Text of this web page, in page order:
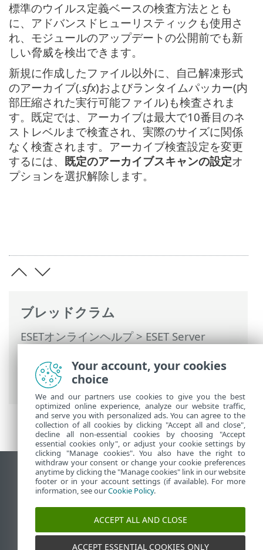
ブレッドクラム
ESETオンラインヘルプ>ESET Server
ThreatSenseパラメーター > 追加の
ThreatSenseパラメータ
標準のウイルス定義ベースの検査方法ととも
に、アドバンスドヒューリスティックも使用さ
れ、モジュールのアップデートの公開前でも新
しい脅威を検出できます。
新規に作成したファイル以外に、自己解凍形式
のアーカイブ(.sfx)およびランタイムパッカー(内
部圧縮された実行可能ファイル)も検査されま
す。既定では、アーカイブは最大で10番目のネ
ストレベルまで検査され、実際のサイズに関係
なく検査されます。アーカイブ検査設定を変更
するには、 既定のアーカイブスキャンの設定オ
プションを選択解除します。
デスクトップサイトの表示
End of Life
ESETナレッジベース
ESETフォーラム
ESET Status Portal
Your account, your cookies
choice
We and our partners use cookies to give you the best
optimized online experience, analyze our website traffic,
and serve you with personalized ads. You can agree to the
collection of all cookies by clicking "Accept all and close",
decline all non-essential cookies by choosing "Accept
essential cookies only", or adjust your cookie settings by
clicking "Manage cookies". You also have the right to
withdraw your consent or change your cookie preferences
anytime by clicking the "Manage cookies" link in our website
footer or in your account settings (if available). For more
information, see ourCookie Policy.
ACCEPT ALL AND CLOSE
ACCEPT ESSENTIAL COOKIES ONLY